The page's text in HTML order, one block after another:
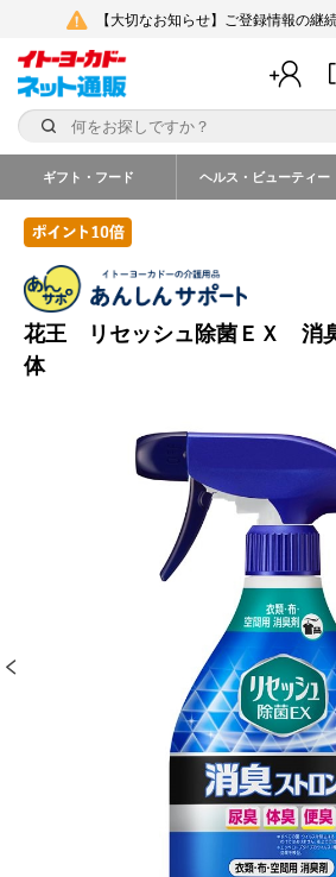
【大切なお知らせ】ご登録情報の継
ギフト・フード ヘルス・ビューティー
花王 リセッシュ除菌ＥＸ 消
体